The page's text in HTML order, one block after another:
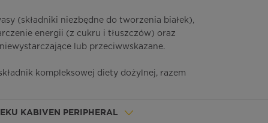
(składniki niezbędne do tworzenia białek),
energii (z cukru i tłuszczów) oraz
lub przeciwwskazane.
kompleksowej diety dożylnej, razem
KABIVEN PERIPHERAL